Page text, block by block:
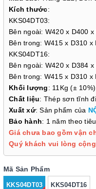
Kích thước:
KKS04DT03:
Bên ngoài: W420 x D400 x
Bên trong: W415 x D310 x
KKS04DT16:
Bên ngoài: W420 x D384 x
Bên trong: W415 x D310 x
Khối lượng: 11Kg (± 10%)
Chất liệu: Thép sơn tĩnh
Xuất xứ: Sản phẩm của
Bảo hành: 1 năm theo
Giá chưa bao gồm vận
Quý khách vui lòng
Mã Sản Phẩm
KKS04DT03 KKS04DT16